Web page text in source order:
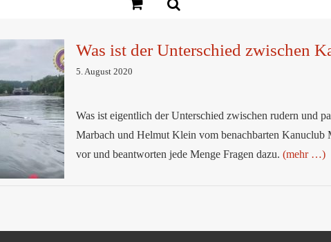
Was ist der Unterschied zwischen
5. August 2020
Was ist eigentlich der Unterschied zwischen rudern und
Marbach und Helmut Klein vom benachbarten Kanuclub
vor und beantworten jede Menge Fragen dazu. (mehr …)